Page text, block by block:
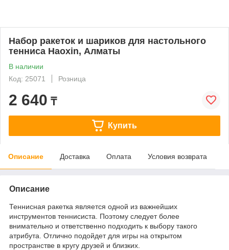
Набор ракеток и шариков для настольного
тенниса Haoxin, Алматы
В наличии
Код: 25071
Розница
2 640 ₸
Купить
Описание Доставка Оплата Условия возврата
Описание
Теннисная ракетка является одной из важнейших
инструментов теннисиста. Поэтому следует более
внимательно и ответственно подходить к выбору такого
атрибута. Отлично подойдет для игры на открытом
пространстве в кругу друзей и близких.